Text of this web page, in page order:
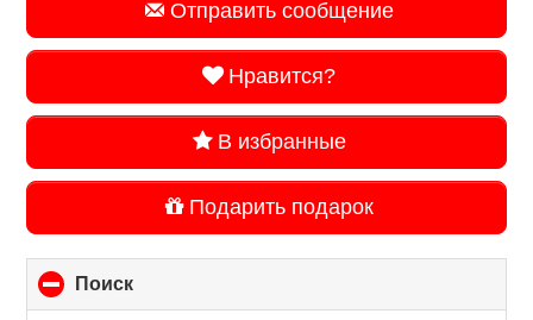
Отправить сообщение
Нравится?
В избранные
Подарить подарок
Поиск
to